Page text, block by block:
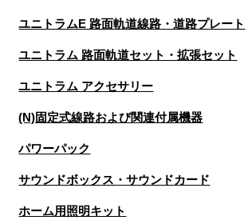
ユニトラムE 路面軌道線路・道路プレート
ユニトラム 路面軌道セット・拡張セット
ユニトラム アクセサリー
(N)固定式線路および関連付属機器
パワーパック
サウンドボックス・サウンドカード
ホーム用照明キット